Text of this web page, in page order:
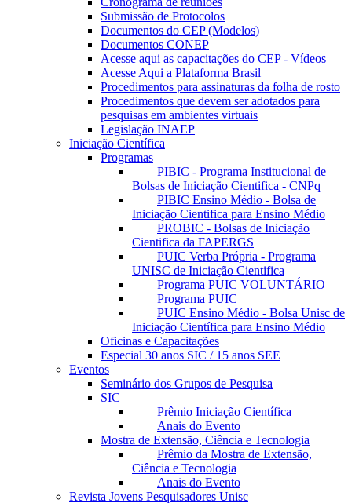
Submissão de Protocolos
Documentos do CEP (Modelos)
Documentos CONEP
Acesse aqui as capacitações do CEP - Vídeos
Acesse Aqui a Plataforma Brasil
Procedimentos para assinaturas da folha de rosto
Procedimentos que devem ser adotados para
pesquisas em ambientes virtuais
Legislação INAEP
Iniciação Científica
Programas
PIBIC - Programa Institucional de
Bolsas de Iniciação Cientifica - CNPq
PIBIC Ensino Médio - Bolsa de
Iniciação Cientifica para Ensino Médio
PROBIC - Bolsas de Iniciação
Cientifica da FAPERGS
PUIC Verba Própria - Programa
UNISC de Iniciação Cientifica
Programa PUIC VOLUNTÁRIO
Programa PUIC
PUIC Ensino Médio - Bolsa Unisc de
Iniciação Científica para Ensino Médio
Oficinas e Capacitações
Especial 30 anos SIC / 15 anos SEE
Eventos
Seminário dos Grupos de Pesquisa
SIC
Prêmio Iniciação Científica
Anais do Evento
Mostra de Extensão, Ciência e Tecnologia
Prêmio da Mostra de Extensão,
Ciência e Tecnologia
Anais do Evento
Revista Jovens Pesquisadores Unisc